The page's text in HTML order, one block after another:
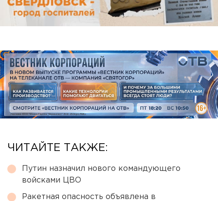
ЧИТАЙТЕ ТАКЖЕ:
Путин назначил нового командующего
войсками ЦВО
Ракетная опасность объявлена в